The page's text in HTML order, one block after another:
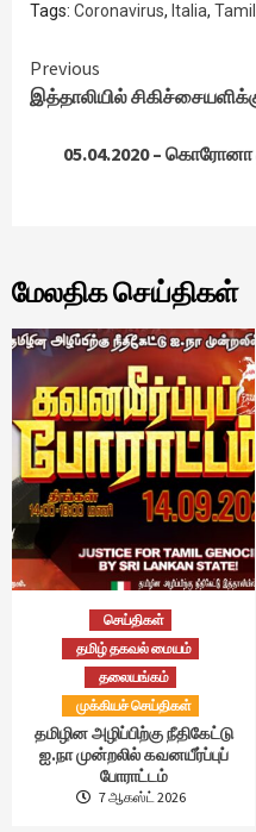
Tags: Coronavirus, Italia, Tamil
Continue
Reading
Previous
இத்தாலியில்
05.04.2020 –
மேலதிக செய்திகள்
செய்திகள்
தமிழ் தகவல் மையம்
தலையங்கம்
முக்கியச் செய்திகள்
தமிழின அழிப்பிற்கு நீதிகேட்டு
ஐ.நா முன்றலில் கவனயீர்ப்புப்
போராட்டம்
7 ஆகஸ்ட் 2026